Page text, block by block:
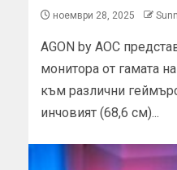
ноември 28, 2025
AGON by AOC
монитора от гамата
към различни
инчовият (68,6 см)...